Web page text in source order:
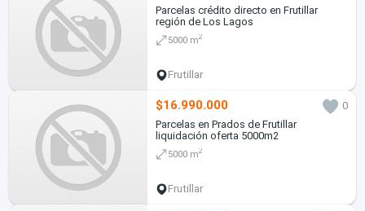
Parcelas crédito directo en Frutillar
región de Los Lagos
5000 m2
Frutillar
$16.990.000
0
Parcelas en Prados de Frutillar
liquidación oferta 5000m2
5000 m2
Frutillar